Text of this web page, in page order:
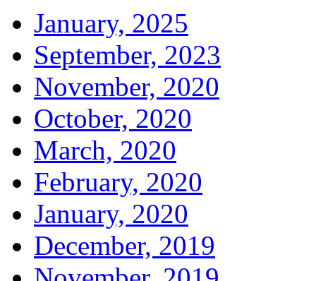
January, 2025
September, 2023
November, 2020
October, 2020
March, 2020
February, 2020
January, 2020
December, 2019